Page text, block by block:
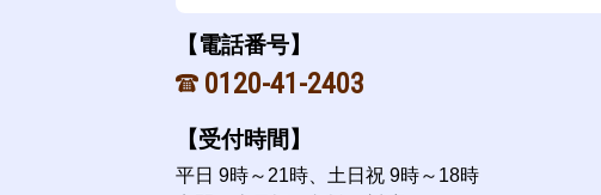
【電話番号】
0120-41-2403
【受付時間】
平日 9時～21時、土日祝 9時～18時